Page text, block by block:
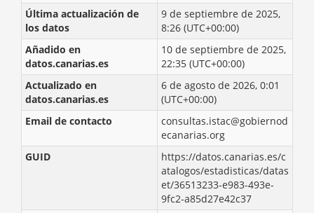
Última actualización de
los datos
9 de septiembre de 2025,
8:26 (UTC+00:00)
Añadido en
datos.canarias.es
10 de septiembre de 2025,
22:35 (UTC+00:00)
Actualizado en
datos.canarias.es
6 de agosto de 2026, 0:01
(UTC+00:00)
Email de contacto
consultas.istac@gobiernod
ecanarias.org
GUID
https://datos.canarias.es/c
atalogos/estadisticas/datas
et/36513233-e983-493e-
9fc2-a85d27e42c37